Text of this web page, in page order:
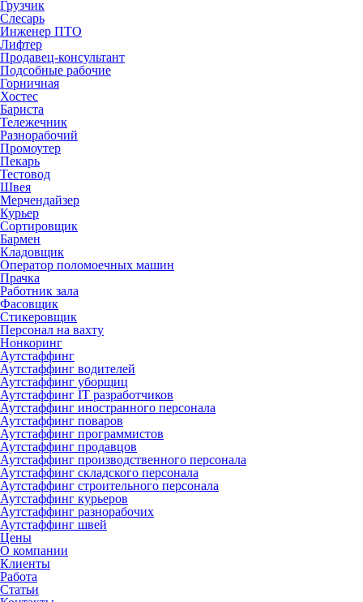
Грузчик
Слесарь
Инженер ПТО
Лифтер
Продавец-консультант
Подсобные рабочие
Горничная
Хостес
Бариста
Тележечник
Разнорабочий
Промоутер
Пекарь
Тестовод
Швея
Мерчендайзер
Курьер
Сортировщик
Бармен
Кладовщик
Оператор поломоечных машин
Прачка
Работник зала
Фасовщик
Стикеровщик
Персонал на вахту
Нонкоринг
Аутстаффинг
Аутстаффинг водителей
Аутстаффинг уборщиц
Аутстаффинг IT разработчиков
Аутстаффинг иностранного персонала
Аутстаффинг поваров
Аутстаффинг программистов
Аутстаффинг продавцов
Аутстаффинг производственного персонала
Аутстаффинг складского персонала
Аутстаффинг строительного персонала
Аутстаффинг курьеров
Аутстаффинг разнорабочих
Аутстаффинг швей
Цены
О компании
Клиенты
Работа
Статьи